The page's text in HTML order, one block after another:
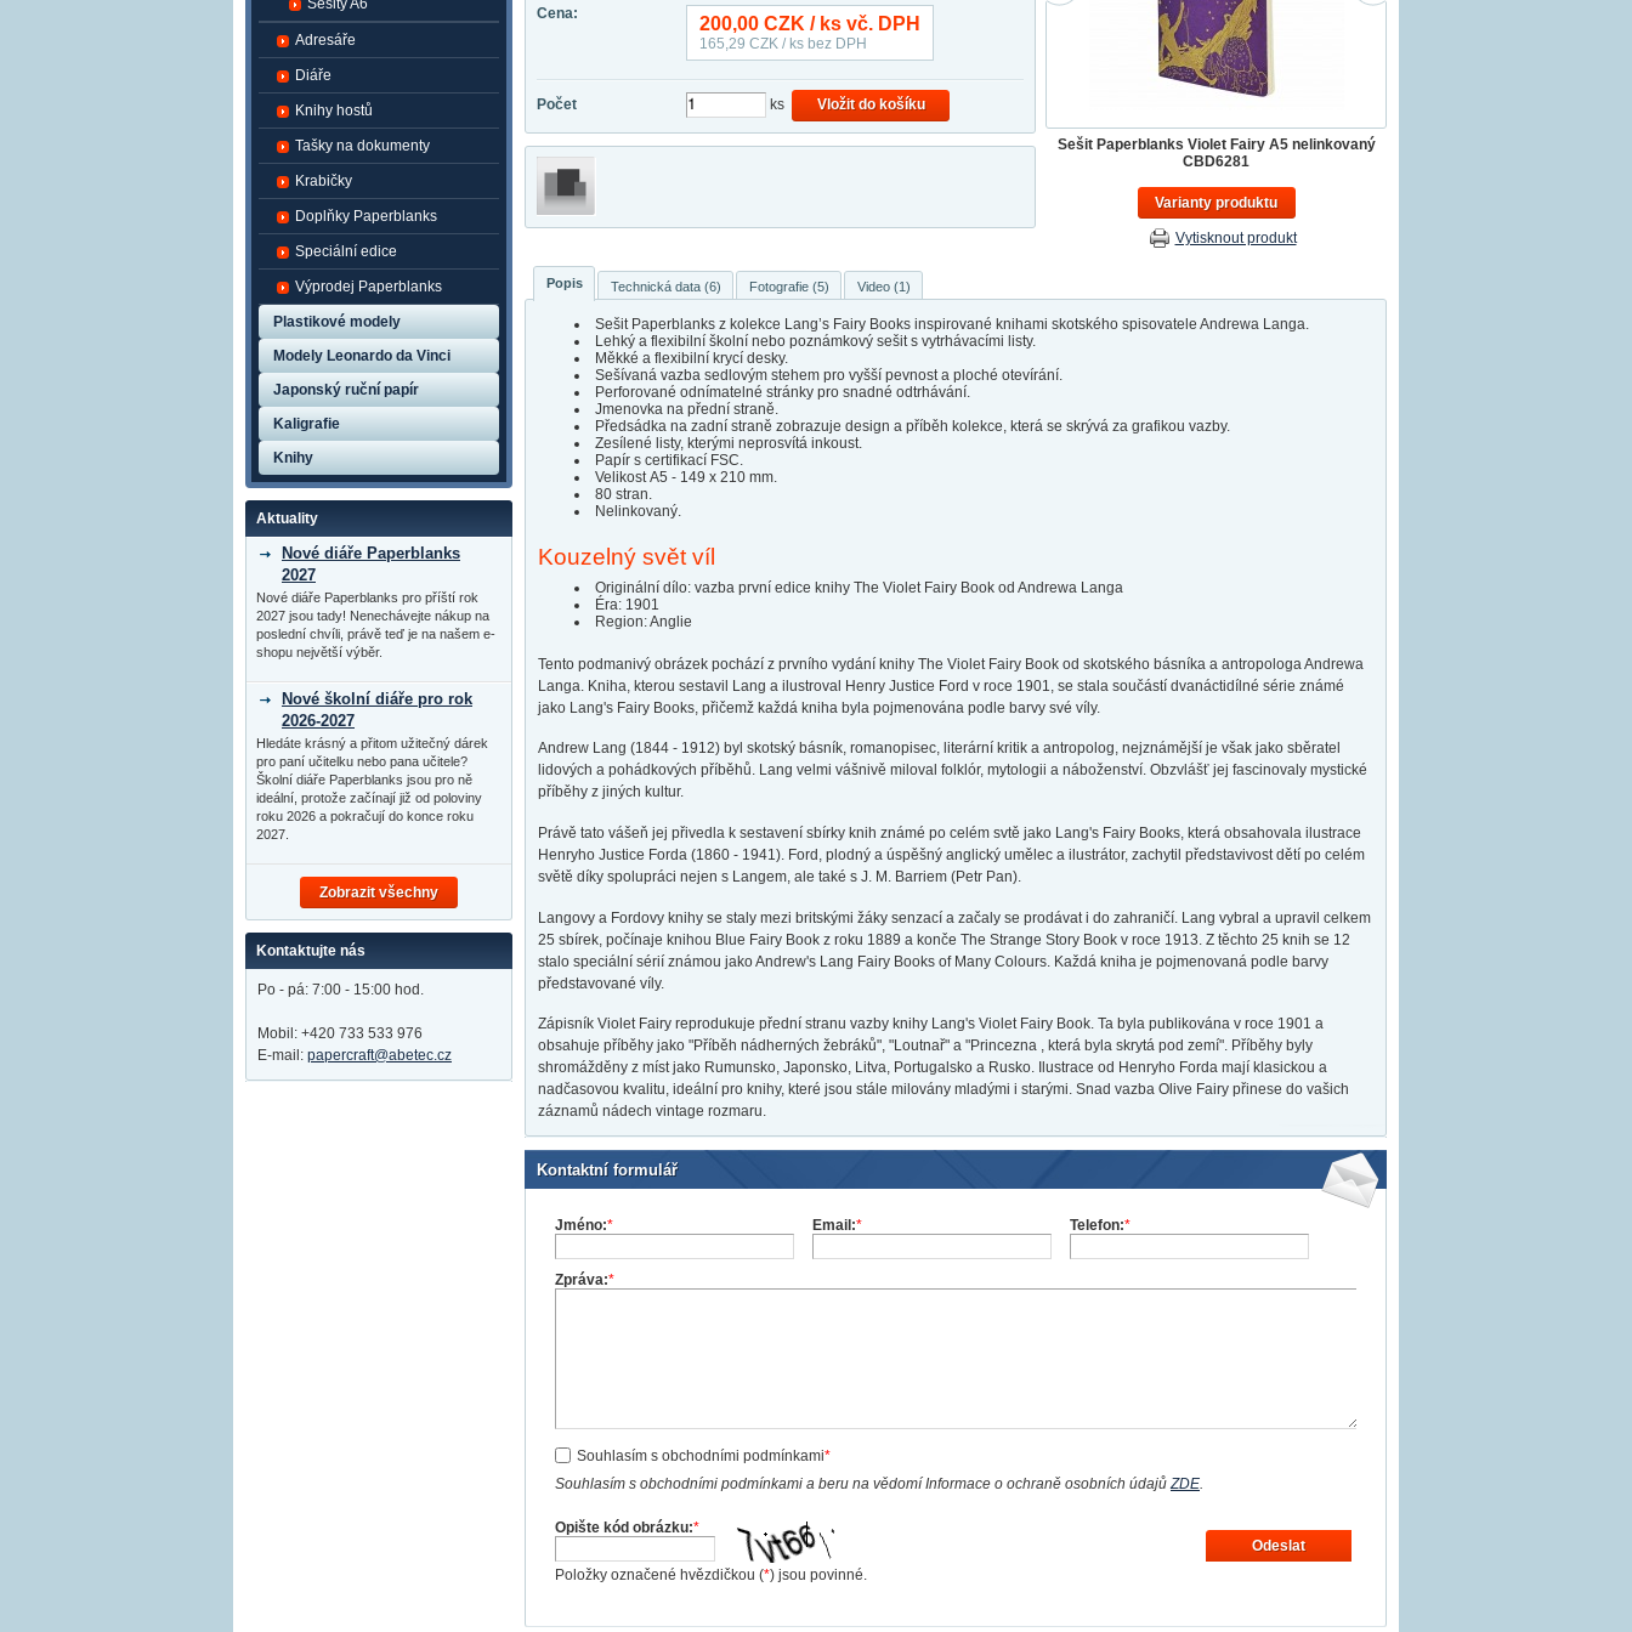
Cena:
200,00 CZK / ks vč. DPH
165,29 CZK / ks bez DPH
Počet ks Vložit do košíku
Sešit Paperblanks Violet Fairy A5 nelinkovaný
CBD6281
Varianty produktu
Vytisknout produkt
Popis Technická data (6) Fotografie (5) Video (1)
Sešit Paperblanks z kolekce Lang’s Fairy Books inspirované knihami skotského spisovatele Andrewa Langa.
Lehký a flexibilní školní nebo poznámkový sešit s vytrhávacími listy.
Měkké a flexibilní krycí desky.
Sešívaná vazba sedlovým stehem pro vyšší pevnost a ploché otevírání.
Perforované odnímatelné stránky pro snadné odtrhávání.
Jmenovka na přední straně.
Předsádka na zadní straně zobrazuje design a příběh kolekce, která se skrývá za grafikou vazby.
Zesílené listy, kterými neprosvítá inkoust.
Papír s certifikací FSC.
Velikost A5 - 149 x 210 mm.
80 stran.
Nelinkovaný.
Kouzelný svět víl
Originální dílo: vazba první edice knihy The Violet Fairy Book od Andrewa Langa
Éra: 1901
Region: Anglie
Tento podmanivý obrázek pochází z prvního vydání knihy The Violet Fairy Book od skotského básníka a antropologa Andrewa
Langa. Kniha, kterou sestavil Lang a ilustroval Henry Justice Ford v roce 1901, se stala součástí dvanáctidílné série známé
jako Lang's Fairy Books, přičemž každá kniha byla pojmenována podle barvy své víly.
Andrew Lang (1844 - 1912) byl skotský básník, romanopisec, literární kritik a antropolog, nejznámější je však jako sběratel
lidových a pohádkových příběhů. Lang velmi vášnivě miloval folklór, mytologii a náboženství. Obzvlášť jej fascinovaly mystické
příběhy z jiných kultur.
Právě tato vášeň jej přivedla k sestavení sbírky knih známé po celém svtě jako Lang's Fairy Books, která obsahovala ilustrace
Henryho Justice Forda (1860 - 1941). Ford, plodný a úspěšný anglický umělec a ilustrátor, zachytil představivost dětí po celém
světě díky spolupráci nejen s Langem, ale také s J. M. Barriem (Petr Pan).
Langovy a Fordovy knihy se staly mezi britskými žáky senzací a začaly se prodávat i do zahraničí. Lang vybral a upravil celkem
25 sbírek, počínaje knihou Blue Fairy Book z roku 1889 a konče The Strange Story Book v roce 1913. Z těchto 25 knih se 12
stalo speciální sérií známou jako Andrew's Lang Fairy Books of Many Colours. Každá kniha je pojmenovaná podle barvy
představované víly.
Zápisník Violet Fairy reprodukuje přední stranu vazby knihy Lang's Violet Fairy Book. Ta byla publikována v roce 1901 a
obsahuje příběhy jako "Příběh nádherných žebráků", "Loutnař" a "Princezna , která byla skrytá pod zemí". Příběhy byly
shromážděny z míst jako Rumunsko, Japonsko, Litva, Portugalsko a Rusko. Ilustrace od Henryho Forda mají klasickou a
nadčasovou kvalitu, ideální pro knihy, které jsou stále milovány mladými i starými. Snad vazba Olive Fairy přinese do vašich
záznamů nádech vintage rozmaru.
Kontaktní formulář
Jméno:* Email:* Telefon:*
Zpráva:*
Souhlasím s obchodními podmínkami*
Souhlasím s obchodními podmínkami a beru na vědomí Informace o ochraně osobních údajůZDE.
Opište kód obrázku:*
Položky označené hvězdičkou (*) jsou povinné.
Odeslat
Sešity A6
Adresáře
Diáře
Knihy hostů
Tašky na dokumenty
Krabičky
Doplňky Paperblanks
Speciální edice
Výprodej Paperblanks
Plastikové modely
Modely Leonardo da Vinci
Japonský ruční papír
Kaligrafie
Knihy
Aktuality
Nové diáře Paperblanks
2027
Nové diáře Paperblanks pro příští rok
2027 jsou tady! Nenechávejte nákup na
poslední chvíli, právě teď je na našem e-
shopu největší výběr.
Nové školní diáře pro rok
2026-2027
Hledáte krásný a přitom užitečný dárek
pro paní učitelku nebo pana učitele?
Školní diáře Paperblanks jsou pro ně
ideální, protože začínají již od poloviny
roku 2026 a pokračují do konce roku
2027.
Zobrazit všechny
Kontaktujte nás
Po - pá: 7:00 - 15:00 hod.
Mobil: +420 733 533 976
E-mail: papercraft@abetec.cz